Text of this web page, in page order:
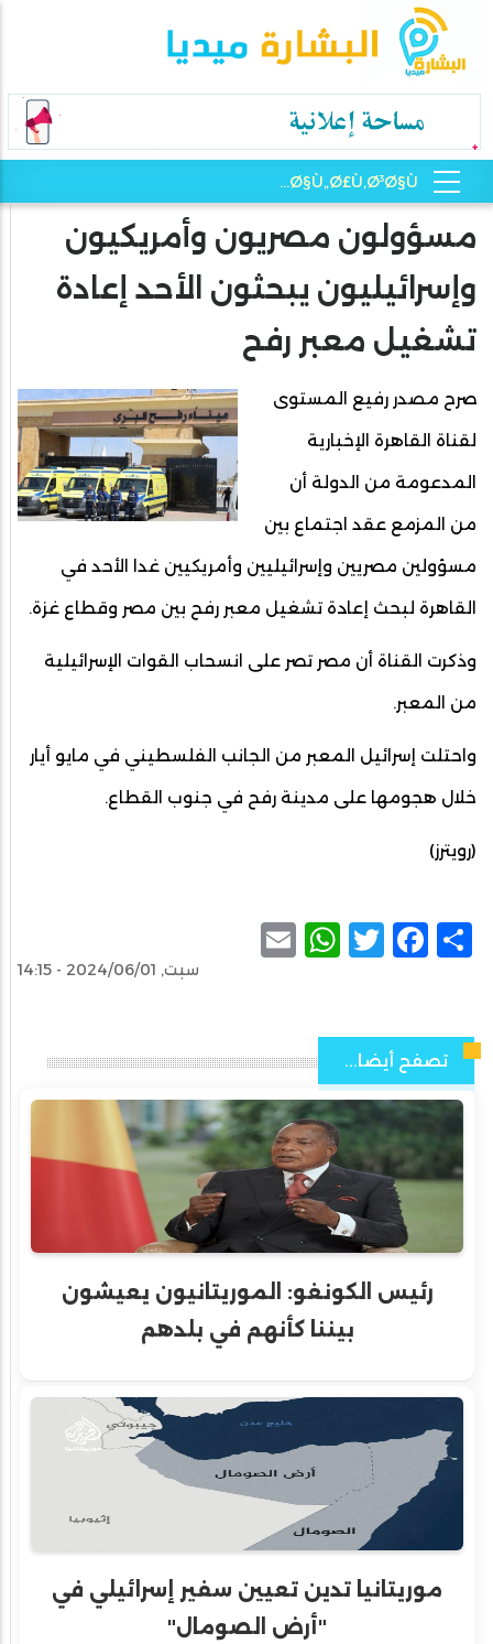
مسؤولون مصريون وأمريكيون
وإسرائيليون يبحثون الأحد إعادة
تشغيل معبر رفح
صرح مصدر رفيع المستوى
لقناة القاهرة الإخبارية
المدعومة من الدولة أن
من المزمع عقد اجتماع بين
مسؤولين مصريين وإسرائيليين وأمريكيين غدا الأحد في
القاهرة لبحث إعادة تشغيل معبر رفح بين مصر وقطاع غزة.
وذكرت القناة أن مصر تصر على انسحاب القوات الإسرائيلية
من المعبر.
واحتلت إسرائيل المعبر من الجانب الفلسطيني في مايو أيار
خلال هجومها على مدينة رفح في جنوب القطاع.
(رويترز)
Share
Facebook
Twitter
WhatsApp
سبت, 2024/06/01 - 14:15
تصفح أيضا...
رئيس الكونغو: الموريتانيون يعيشون
بيننا كأنهم في بلدهم
موريتانيا تدين تعيين سفير إسرائيلي في
"أرض الصومال"